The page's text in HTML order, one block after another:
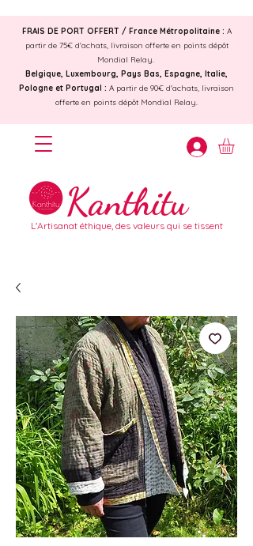
Kanthitu
L'Artisanat éthique, des valeurs qui se tissent
FRAIS DE PORT OFFERT / France Métropolitaine : A
partir de 75€ d'achats, livraison offerte en points dépôt
Mondial Relay.
Belgique, Luxembourg, Pays Bas, Espagne, Italie,
Pologne et Portugal : A partir de 90€ d'achats, livraison
offerte en points dépôt Mondial Relay.